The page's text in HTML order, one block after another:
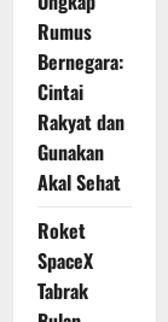
Rumus
Bernegara:
Cintai
Rakyat dan
Gunakan
Akal Sehat
Roket
SpaceX
Tabrak